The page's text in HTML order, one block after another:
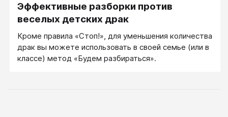
вы хотите, чтобы он обиделся и затаил злобу на
брата с прямой спиной.
Эффективные разборки против
веселых детских драк
Кроме правила «Стоп!», для уменьшения количества
драк вы можете использовать в своей семье (или в
классе) метод «Будем разбираться».